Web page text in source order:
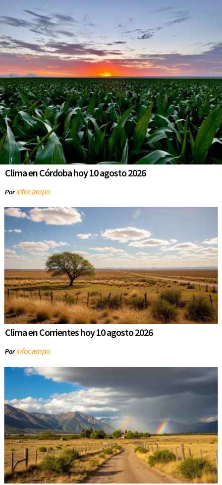
Clima en Córdoba hoy 10 agosto 2026
Porinfocampo
Clima en Corrientes hoy 10 agosto 2026
Porinfocampo